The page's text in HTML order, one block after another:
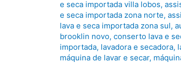
e seca importada villa lobos,
e seca importada zona norte,
lava e seca importada zona sul,
brooklin novo, conserto lava e
importada, lavadora e secadora,
máquina de lavar e secar,